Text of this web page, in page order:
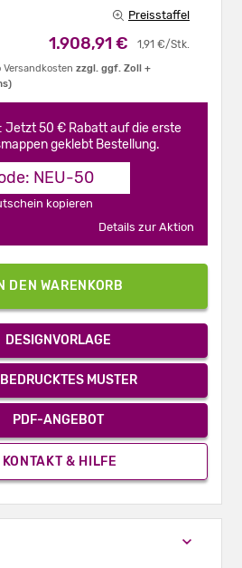
Preisstaffel
1,91 €/Stk.
1.908,91 €
zzgl. ggf. Zoll +
Jetzt 50 € Rabatt auf die erste
geklebt Bestellung.
NEU-50
kopieren
Details zur Aktion
IN DEN WARENKORB
DESIGNVORLAGE
MUSTER
PDF-ANGEBOT
KONTAKT & HILFE